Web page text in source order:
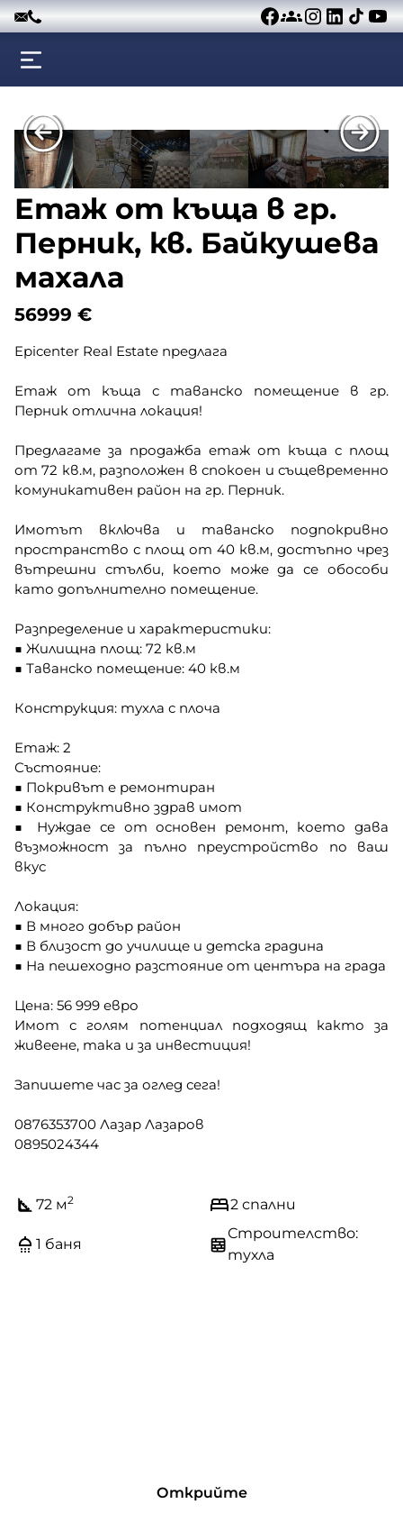
Към съдържанието
Етаж от къща в гр.
Перник, кв. Байкушева
махала
56999 €
Epicenter Real Estate предлага
Етаж от къща с таванско помещение в гр.
Перник отлична локация!
Предлагаме за продажба етаж от къща с площ
от 72 кв.м, разположен в спокоен и същевременно
комуникативен район на гр. Перник.
Имотът включва и таванско подпокривно
пространство с площ от 40 кв.м, достъпно чрез
вътрешни стълби, което може да се обособи
като допълнително помещение.
Разпределение и характеристики:
■ Жилищна площ: 72 кв.м
■ Таванско помещение: 40 кв.м
Конструкция: тухла с плоча
Етаж: 2
Състояние:
■ Покривът е ремонтиран
■ Конструктивно здрав имот
■ Нуждае се от основен ремонт, което дава
възможност за пълно преустройство по ваш
вкус
Локация:
■ В много добър район
■ В близост до училище и детска градина
■ На пешеходно разстояние от центъра на града
Цена: 56 999 евро
Имот с голям потенциал подходящ както за
живеене, така и за инвестиция!
Запишете час за оглед сега!
0876353700 Лазар Лазаров
0895024344
72 м2 2 спални
1 баня
Строителство:
тухла
Открийте